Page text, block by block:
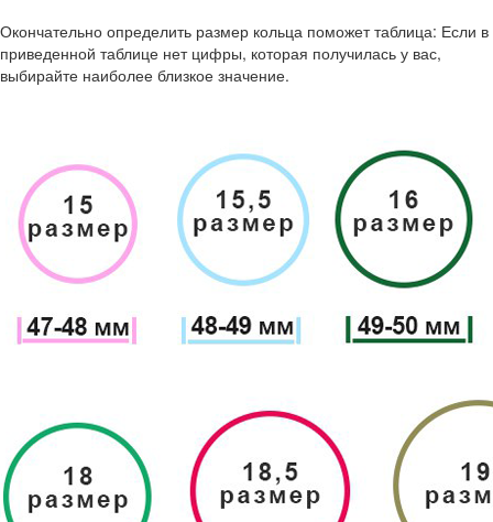
Окончательно определить размер кольца поможет таблица: Если в
приведенной таблице нет цифры, которая получилась у вас,
выбирайте наиболее близкое значение.